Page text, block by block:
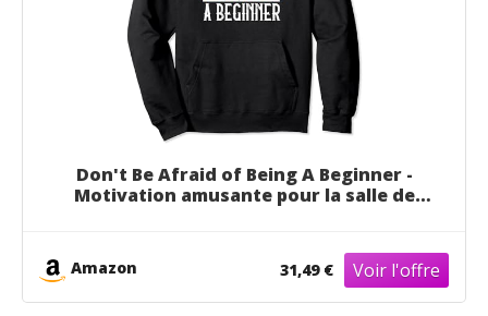
Don't Be Afraid of Being A Beginner -
Motivation amusante pour la salle de
Amazon 31,49 €